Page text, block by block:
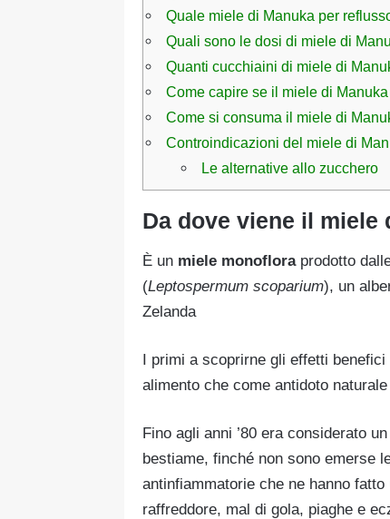
Quale miele di Manuka per
Quali sono le dosi di miele di
Quanti cucchiaini di miele di
Come capire se il miele di
Come si consuma il miele di
Controindicazioni del miele di
Le alternative allo zucchero
Da dove viene il miele
È un miele monofloraprodotto
(Leptospermum scoparium), un
Zelanda
I primi a scoprirne gli effetti
alimento che come antidoto
Fino agli anni ’80 era considerato
bestiame, finché non sono emerse
antinfiammatorie che ne hanno
raffreddore, mal di gola, piaghe e